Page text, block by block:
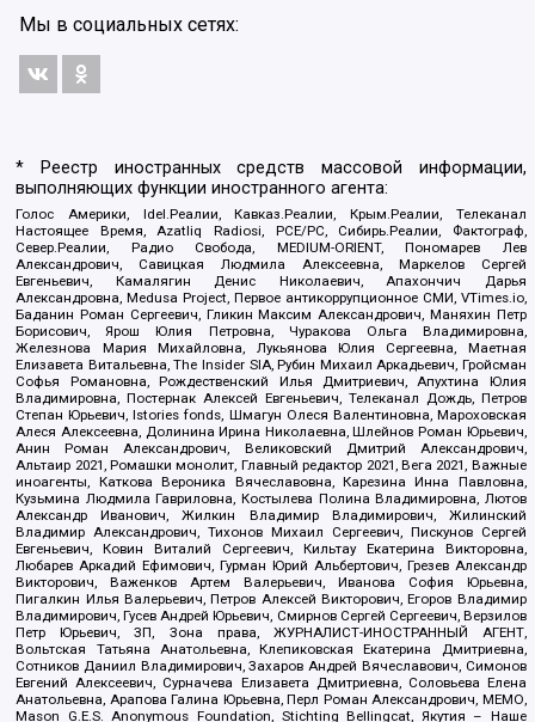
Мы в социальных сетях:
* Реестр иностранных средств массовой информации,
выполняющих функции иностранного агента:
Голос Америки, Idel.Реалии, Кавказ.Реалии, Крым.Реалии, Телеканал
Настоящее Время, Azatliq Radiosi, PCE/PC, Сибирь.Реалии, Фактограф,
Север.Реалии, Радио Свобода, MEDIUM-ORIENT, Пономарев Лев
Александрович, Савицкая Людмила Алексеевна, Маркелов Сергей
Евгеньевич, Камалягин Денис Николаевич, Апахончич Дарья
Александровна, Medusa Project, Первое антикоррупционное СМИ, VTimes.io,
Баданин Роман Сергеевич, Гликин Максим Александрович, Маняхин Петр
Борисович, Ярош Юлия Петровна, Чуракова Ольга Владимировна,
Железнова Мария Михайловна, Лукьянова Юлия Сергеевна, Маетная
Елизавета Витальевна, The Insider SIA, Рубин Михаил Аркадьевич, Гройсман
Софья Романовна, Рождественский Илья Дмитриевич, Апухтина Юлия
Владимировна, Постернак Алексей Евгеньевич, Телеканал Дождь, Петров
Степан Юрьевич, Istories fonds, Шмагун Олеся Валентиновна, Мароховская
Алеся Алексеевна, Долинина Ирина Николаевна, Шлейнов Роман Юрьевич,
Анин Роман Александрович, Великовский Дмитрий Александрович,
Альтаир 2021, Ромашки монолит, Главный редактор 2021, Вега 2021, Важные
иноагенты, Каткова Вероника Вячеславовна, Карезина Инна Павловна,
Кузьмина Людмила Гавриловна, Костылева Полина Владимировна, Лютов
Александр Иванович, Жилкин Владимир Владимирович, Жилинский
Владимир Александрович, Тихонов Михаил Сергеевич, Пискунов Сергей
Евгеньевич, Ковин Виталий Сергеевич, Кильтау Екатерина Викторовна,
Любарев Аркадий Ефимович, Гурман Юрий Альбертович, Грезев Александр
Викторович, Важенков Артем Валерьевич, Иванова София Юрьевна,
Пигалкин Илья Валерьевич, Петров Алексей Викторович, Егоров Владимир
Владимирович, Гусев Андрей Юрьевич, Смирнов Сергей Сергеевич, Верзилов
Петр Юрьевич, ЗП, Зона права, ЖУРНАЛИСТ-ИНОСТРАННЫЙ АГЕНТ,
Вольтская Татьяна Анатольевна, Клепиковская Екатерина Дмитриевна,
Сотников Даниил Владимирович, Захаров Андрей Вячеславович, Симонов
Евгений Алексеевич, Сурначева Елизавета Дмитриевна, Соловьева Елена
Анатольевна, Арапова Галина Юрьевна, Перл Роман Александрович, МЕМО,
Mason G.E.S. Anonymous Foundation, Stichting Bellingcat, Якутия – Наше